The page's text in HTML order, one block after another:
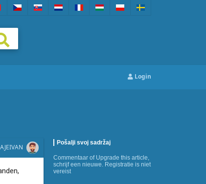
Login
Pošalji svoj sadržaj
Commentaar of Upgrade this article,
schrijf een nieuwe. Registratie is niet
vereist
IVAN